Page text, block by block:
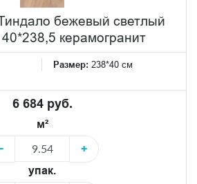
бежевый светлый
керамогранит
Размер: 238*40 см
6 684 руб.
м²
+
упак.